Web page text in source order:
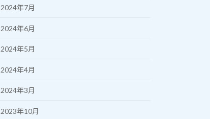
2024年7月
2024年6月
2024年5月
2024年4月
2024年3月
2023年10月